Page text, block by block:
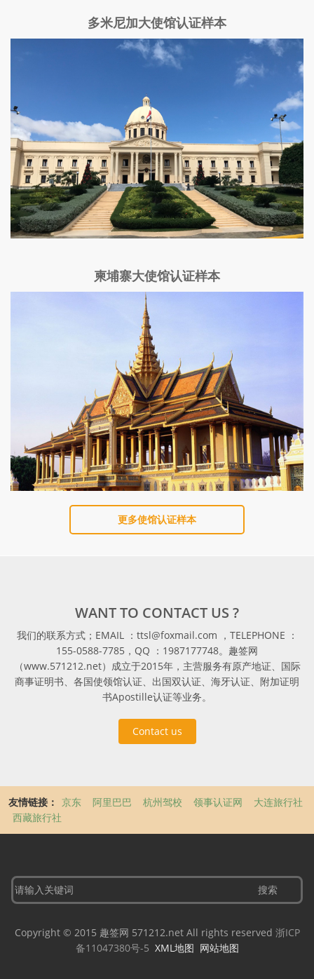
多米尼加大使馆认证样本
柬埔寨大使馆认证样本
更多使馆认证样本
WANT TO CONTACT US ?
我们的联系方式；EMAIL ：ttsl@foxmail.com ，TELEPHONE ：
155-0588-7785，QQ ：1987177748。趣签网
（www.571212.net）成立于2015年，主营服务有原产地证、国际
商事证明书、各国使领馆认证、出国双认证、海牙认证、附加证明
书Apostille认证等业务。
Contact us
友情链接： 京东 阿里巴巴 杭州驾校 领事认证网
大连旅行社
西藏旅行社
Copyright © 2015 趣签网 571212.net All rights reserved 浙ICP
备11047380号-5 XML地图 网站地图